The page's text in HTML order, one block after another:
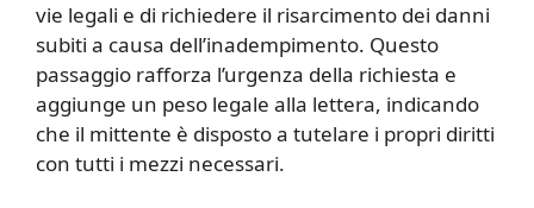
vie legali e di richiedere il risarcimento dei danni
subiti a causa dell’inadempimento. Questo
passaggio rafforza l’urgenza della richiesta e
aggiunge un peso legale alla lettera, indicando
che il mittente è disposto a tutelare i propri diritti
con tutti i mezzi necessari.